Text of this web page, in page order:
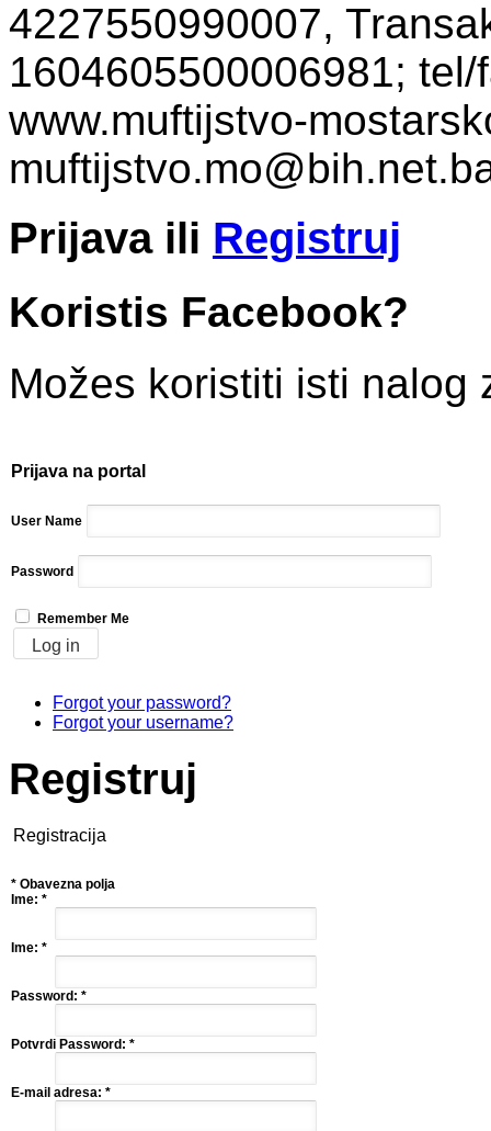
4227550990007,
1604605500006981;
www.muftijstvo-
Prijava ili Registruj
Koristis Facebook?
Možes koristiti isti nalog
Prijava na portal
User Name
Password
Remember Me
Forgot your password?
Forgot your username?
Registruj
Registracija
* Obavezna polja
Ime: *
Ime: *
Password: *
Potvrdi Password: *
E-mail adresa: *